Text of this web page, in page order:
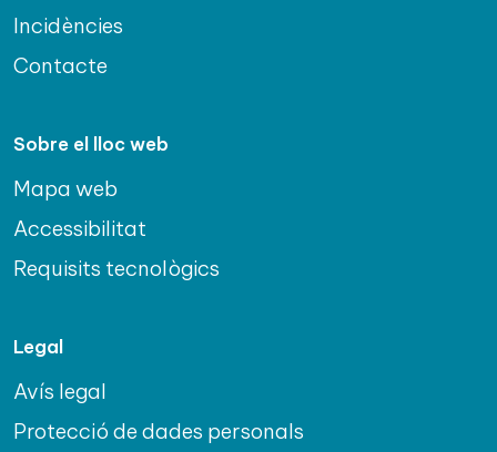
Incidències
Contacte
Sobre el lloc web
Mapa web
Accessibilitat
Requisits tecnològics
Legal
Avís legal
Protecció de dades personals